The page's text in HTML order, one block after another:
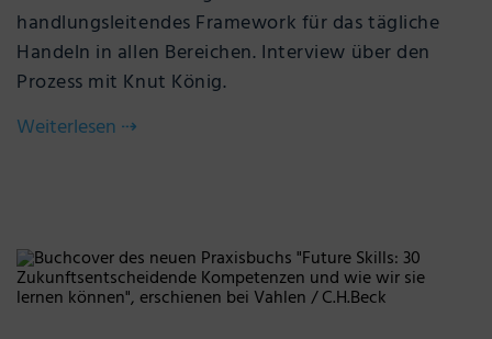
handlungsleitendes Framework für das tägliche
Handeln in allen Bereichen. Interview über den
Prozess mit Knut König.
Weiterlesen ⇢